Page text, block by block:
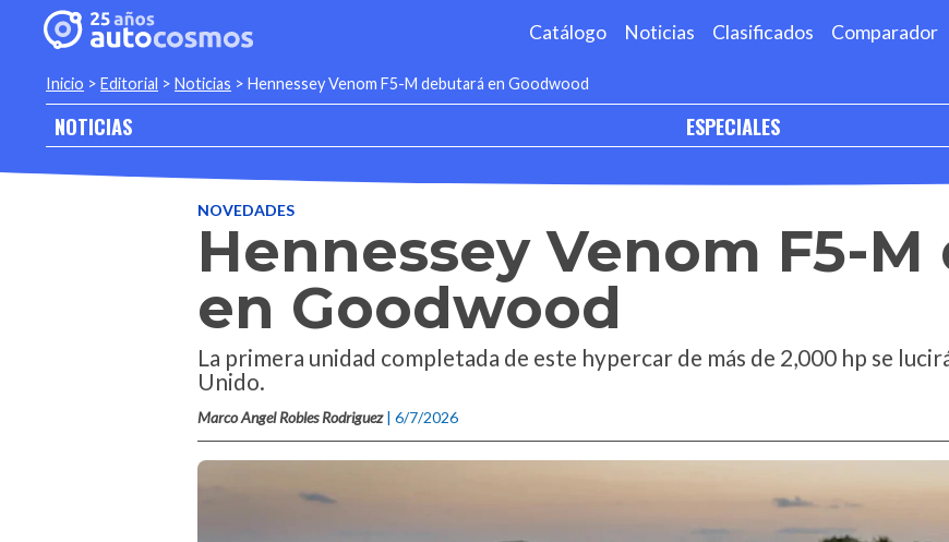
Catálogo Noticias Clasificados Comparador
Inicio > Editorial > Noticias > Hennessey Venom F5-M debutará en Goodwood
NOTICIAS ESPECIALES
NOVEDADES
Hennessey Venom F5-
en Goodwood
La primera unidad completada de este hypercar de más de 2,000 hp se
Unido.
Marco Angel Robles Rodriguez | 6/7/2026